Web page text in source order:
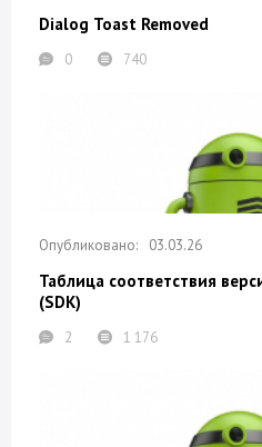
Dialog Toast Removed
0 740
03.03.26
Таблица соответствия
(SDK)
2 1 176